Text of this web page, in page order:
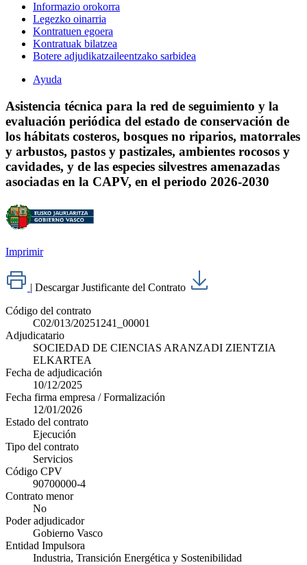
Informazio orokorra
Legezko oinarria
Kontratuen egoera
Kontratuak bilatzea
Botere adjudikatzaileentzako sarbidea
Ayuda
Asistencia técnica para la red de seguimiento y la
evaluación periódica del estado de conservación de
los hábitats costeros, bosques no riparios, matorrales
y arbustos, pastos y pastizales, ambientes rocosos y
cavidades, y de las especies silvestres amenazadas
asociadas en la CAPV, en el periodo 2026-2030
Imprimir
| Descargar Justificante del Contrato
Código del contrato
C02/013/20251241_00001
Adjudicatario
SOCIEDAD DE CIENCIAS ARANZADI ZIENTZIA
ELKARTEA
Fecha de adjudicación
10/12/2025
Fecha firma empresa / Formalización
12/01/2026
Estado del contrato
Ejecución
Tipo del contrato
Servicios
Código CPV
90700000-4
Contrato menor
No
Poder adjudicador
Gobierno Vasco
Entidad Impulsora
Industria, Transición Energética y Sostenibilidad